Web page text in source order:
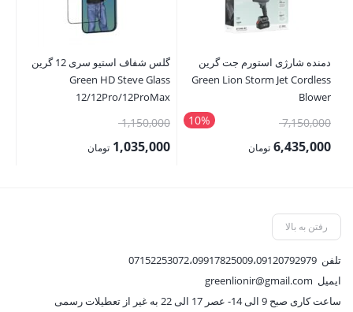
دمنده شارژی استورم جت گرین
Green Lion Storm Jet Cordless
Blower
10% 7,150,000قیمت
اصلی:6,435,000 تومان
6,435,000 تومان.
گلس شفاف استیو سری 12 گرین
Green HD Steve Glass
12/12Pro/12ProMax
1,150,000قیمت
اصلی:1,035,000 تومان
رفتن به بالا
تلفن 07152253072،09917825009،09120792979
ایمیل greenlionir@gmail.com
ساعت کاری صبح 9 الی 14- عصر 17 الی 22 به غیر از تعطیلات رسمی